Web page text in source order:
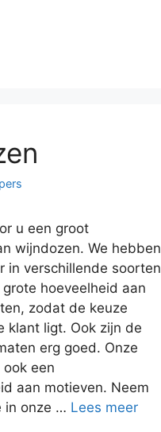
u een groot
wijndozen. We hebben
in verschillende soorten
hoeveelheid aan
zodat de keuze
klant ligt. Ook zijn de
erg goed. Onze
een
aan motieven. Neem
in onze … Lees meer